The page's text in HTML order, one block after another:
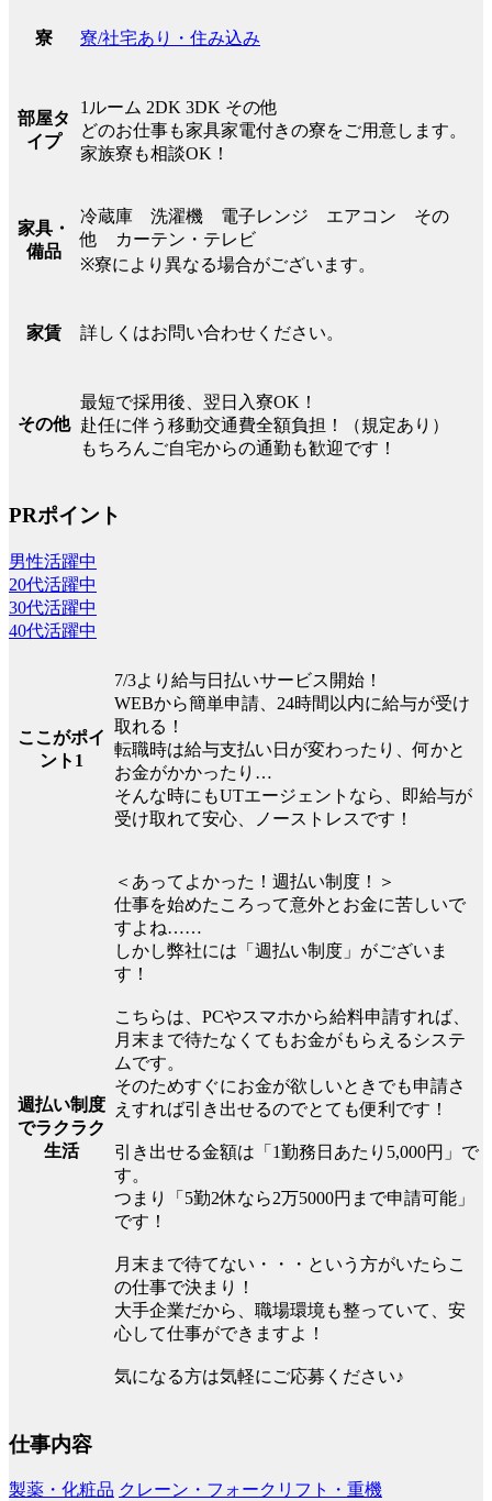
寮 寮/社宅あり・住み込み
部屋タ
イプ
1ルーム 2DK 3DK その他
どのお仕事も家具家電付きの寮をご用意します。
家族寮も相談OK！
家具・
備品
冷蔵庫 洗濯機 電子レンジ エアコン その
他 カーテン・テレビ
※寮により異なる場合がございます。
家賃 詳しくはお問い合わせください。
その他
最短で採用後、翌日入寮OK！
赴任に伴う移動交通費全額負担！（規定あり）
もちろんご自宅からの通勤も歓迎です！
PRポイント
男性活躍中
20代活躍中
30代活躍中
40代活躍中
ここがポイ
ント1
7/3より給与日払いサービス開始！
WEBから簡単申請、24時間以内に給与が受け
取れる！
転職時は給与支払い日が変わったり、何かと
お金がかかったり…
そんな時にもUTエージェントなら、即給与が
受け取れて安心、ノーストレスです！
週払い制度
でラクラク
生活
＜あってよかった！週払い制度！＞
仕事を始めたころって意外とお金に苦しいで
すよね……
しかし弊社には「週払い制度」がございま
す！
こちらは、PCやスマホから給料申請すれば、
月末まで待たなくてもお金がもらえるシステ
ムです。
そのためすぐにお金が欲しいときでも申請さ
えすれば引き出せるのでとても便利です！
引き出せる金額は「1勤務日あたり5,000円」で
す。
つまり「5勤2休なら2万5000円まで申請可能」
です！
月末まで待てない・・・という方がいたらこ
の仕事で決まり！
大手企業だから、職場環境も整っていて、安
心して仕事ができますよ！
気になる方は気軽にご応募ください♪
仕事内容
製薬・化粧品 クレーン・フォークリフト・重機